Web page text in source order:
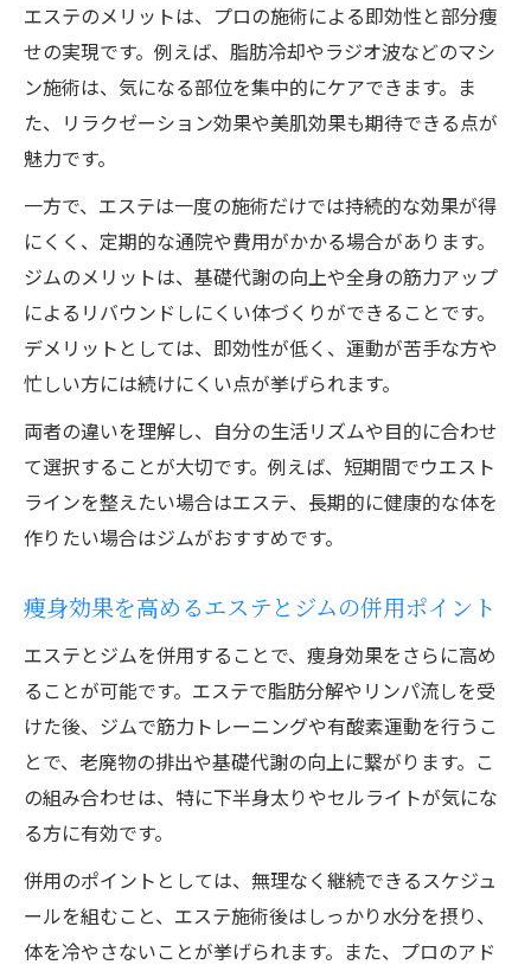
エステのメリットは、プロの施術による即効性と部分痩
せの実現です。例えば、脂肪冷却やラジオ波などのマシ
ン施術は、気になる部位を集中的にケアできます。ま
た、リラクゼーション効果や美肌効果も期待できる点が
魅力です。
一方で、エステは一度の施術だけでは持続的な効果が得
にくく、定期的な通院や費用がかかる場合があります。
ジムのメリットは、基礎代謝の向上や全身の筋力アップ
によるリバウンドしにくい体づくりができることです。
デメリットとしては、即効性が低く、運動が苦手な方や
忙しい方には続けにくい点が挙げられます。
両者の違いを理解し、自分の生活リズムや目的に合わせ
て選択することが大切です。例えば、短期間でウエスト
ラインを整えたい場合はエステ、長期的に健康的な体を
作りたい場合はジムがおすすめです。
痩身効果を高めるエステとジムの併用ポイント
エステとジムを併用することで、痩身効果をさらに高め
ることが可能です。エステで脂肪分解やリンパ流しを受
けた後、ジムで筋力トレーニングや有酸素運動を行うこ
とで、老廃物の排出や基礎代謝の向上に繋がります。こ
の組み合わせは、特に下半身太りやセルライトが気にな
る方に有効です。
併用のポイントとしては、無理なく継続できるスケジュ
ールを組むこと、エステ施術後はしっかり水分を摂り、
体を冷やさないことが挙げられます。また、プロのアド